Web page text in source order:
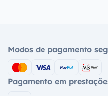
Modos de pagamento
Pagamento em